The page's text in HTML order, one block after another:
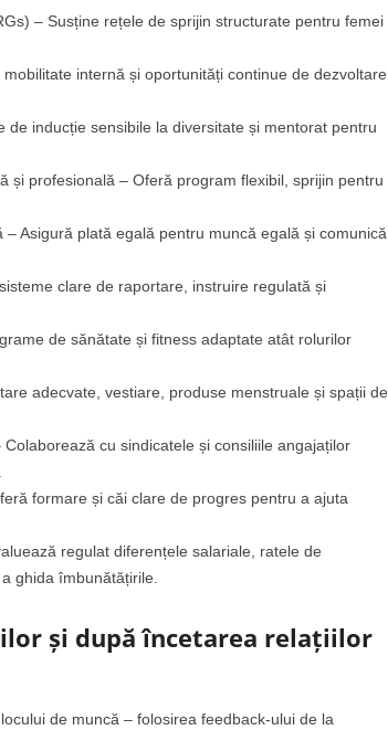
– Susține rețele de sprijin structurate pentru femei
internă și oportunități continue de dezvoltare
inducție sensibile la diversitate și mentorat pentru
și profesională – Oferă program flexibil, sprijin pentru
Asigură plată egală pentru muncă egală și comunică
clare de raportare, instruire regulată și
de sănătate și fitness adaptate atât rolurilor
adecvate, vestiare, produse menstruale și spații de
cu sindicatele și consiliile angajaților
formare și căi clare de progres pentru a ajuta
regulat diferențele salariale, ratele de
ghida îmbunătățirile.
și după încetarea relațiilor
de muncă – folosirea feedback-ului de la